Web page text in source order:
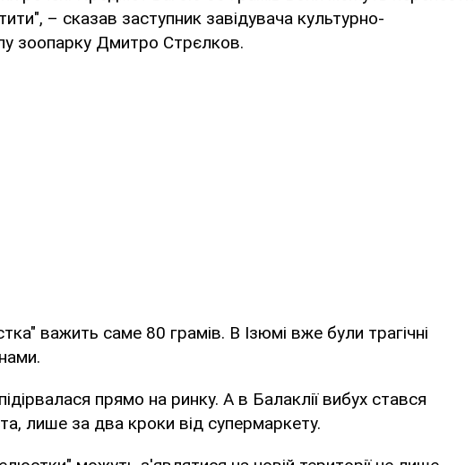
– сказав заступник завідувача культурно-
зоопарку Дмитро Стрєлков.
важить саме 80 грамів. В Ізюмі вже були трагічні
прямо на ринку. А в Балаклії вибух стався
лише за два кроки від супермаркету.